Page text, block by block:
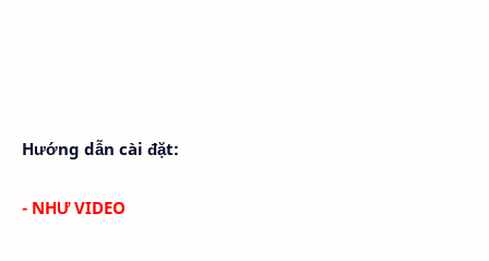
Hướng dẫn cài đặt:
- NHƯ VIDEO